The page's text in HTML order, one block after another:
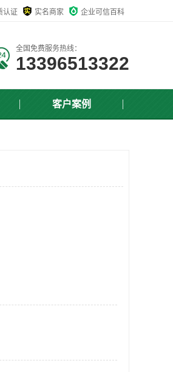
认证 实名商家 企业可信百科
全国免费服务热线：
13396513322
客户案例